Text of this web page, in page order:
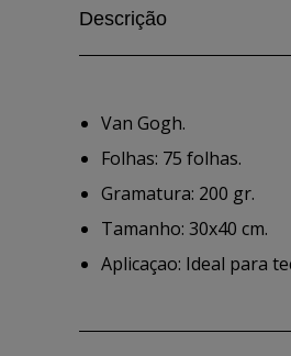
Descrição
Van Gogh.
Folhas: 75 folhas.
Gramatura: 200 gr.
Tamanho: 30x40 cm.
Aplicaçao: Ideal para